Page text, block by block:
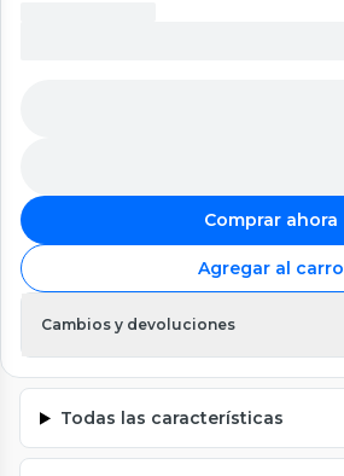
Comprar ahora
Agregar al carro
Cambios y devoluciones
Todas las características